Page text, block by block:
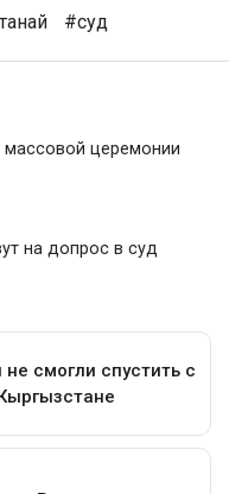
#суд
массовой церемонии
на допрос в суд